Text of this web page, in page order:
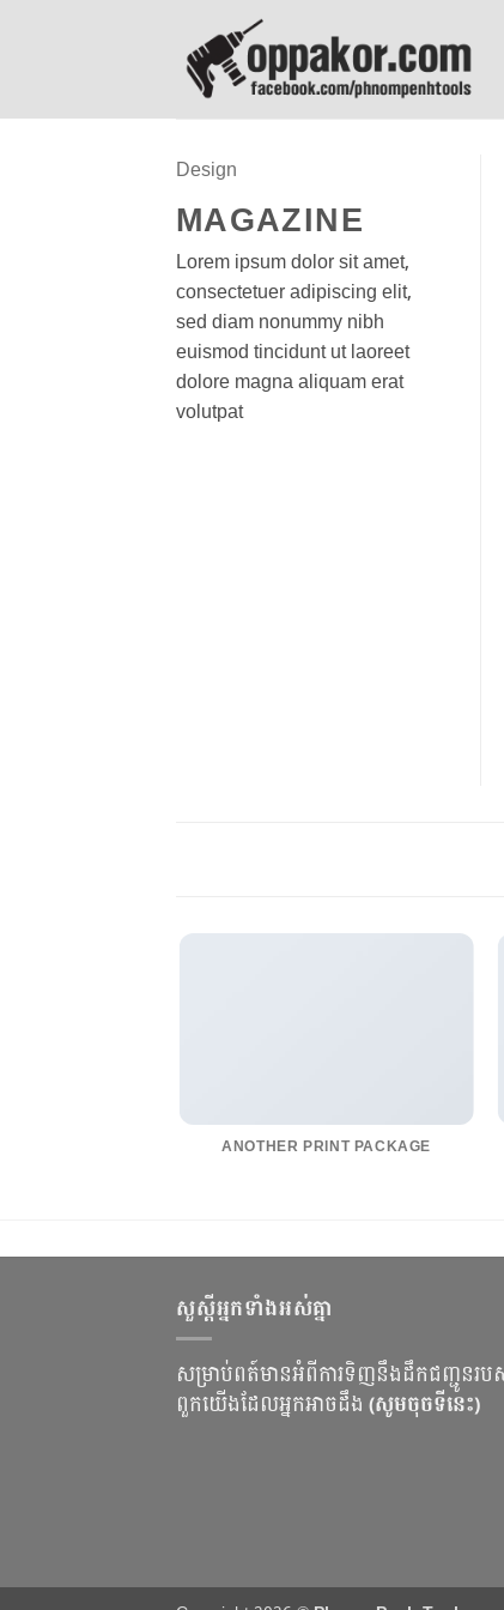
Design
MAGAZINE
Lorem ipsum dolor sit amet,
consectetuer adipiscing elit,
sed diam nonummy nibh
euismod tincidunt ut laoreet
dolore magna aliquam erat
volutpat
ANOTHER PRINT PACKAGE
សួស្ដីអ្នកទាំងអស់គ្នា
សម្រាប់ពត៍មានអំពីការទិញនឹងដឹកជញ្ជូនរ
ពួកយើងដែលអ្នកអាចដឹង (សូមចុចទីនេះ)